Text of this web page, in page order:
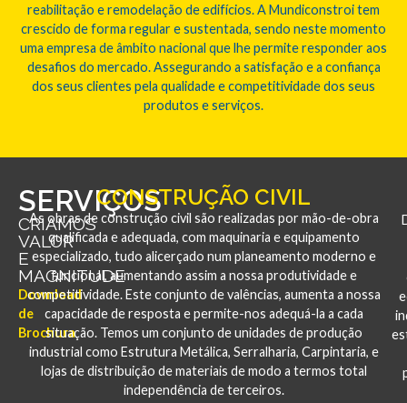
reabilitação e remodelação de edifícios. A Mundiconstroi tem
crescido de forma regular e sustentada, sendo neste momento
uma empresa de âmbito nacional que lhe permite responder aos
desafios do mercado. Assegurando a satisfação e a confiança
dos seus clientes pela qualidade e competitividade dos seus
produtos e serviços.
SERVIÇOS
CRIAMOS
VALOR
E
MAGNITUDE
Download
de
Brochura
CONSTRUÇÃO CIVIL
As obras de construção civil são realizadas por mão-de-obra
qualificada e adequada, com maquinaria e equipamento
especializado, tudo alicerçado num planeamento moderno e
funcional, aumentando assim a nossa produtividade e
competitividade. Este conjunto de valências, aumenta a nossa
capacidade de resposta e permite-nos adequá-la a cada
situação. Temos um conjunto de unidades de produção
industrial como Estrutura Metálica, Serralharia, Carpintaria, e
lojas de distribuição de materiais de modo a termos total
independência de terceiros.